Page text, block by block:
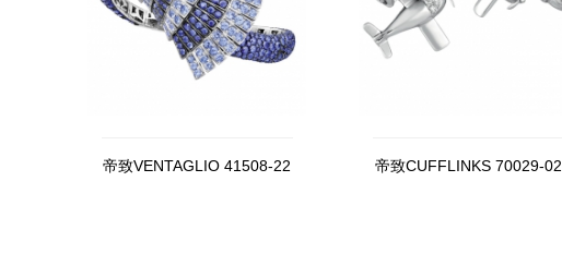
帝致VENTAGLIO 41508-22 帝致CUFFLINKS 70029-02